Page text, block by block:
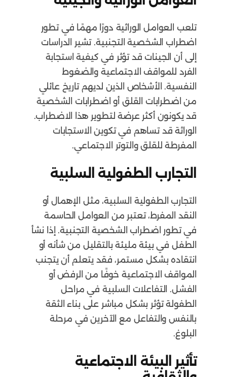
تلعب العوامل الوراثية دورًا مهمًا في تطور
اضطراب الشخصية التجنبية. تشير الدراسات
إلى أن الجينات قد تؤثر في كيفية استجابة
الفرد للمواقف الاجتماعية والضغوط
النفسية. الأشخاص الذين لديهم تاريخ عائلي
من اضطرابات القلق أو اضطرابات الشخصية
قد يكونون أكثر عرضة لتطوير هذا الاضطراب.
الوراثة قد تساهم في تكوين الاستجابات
المفرطة للقلق والتوتر الاجتماعي.
التجارب الطفولية السلبية
التجارب الطفولية السلبية، مثل الإهمال أو
النقد المفرط، تعتبر من العوامل الحاسمة
في تطور اضطراب الشخصية التجنبية. إذا نشأ
الطفل في بيئة مليئة بالتقليل من شأنه أو
انتقاده بشكل مستمر، فقد يتعلم أن يتجنب
المواقف الاجتماعية خوفًا من الرفض أو
الفشل. التفاعلات السلبية في مراحل
الطفولة تؤثر بشكل مباشر على بناء الثقة
بالنفس والتفاعل مع الآخرين في مرحلة
البلوغ.
تأثير البيئة الاجتماعية